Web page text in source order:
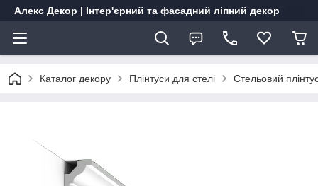
Алекс Декор | Інтер'єрний та фасадний ліпний декор
Каталог декору Плінтуси для стелі Стельовий